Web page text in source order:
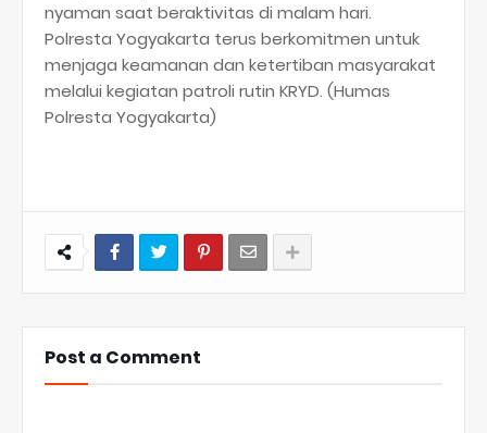
nyaman saat beraktivitas di malam hari.
Polresta Yogyakarta terus berkomitmen untuk
menjaga keamanan dan ketertiban masyarakat
melalui kegiatan patroli rutin KRYD. (Humas
Polresta Yogyakarta)
Post a Comment